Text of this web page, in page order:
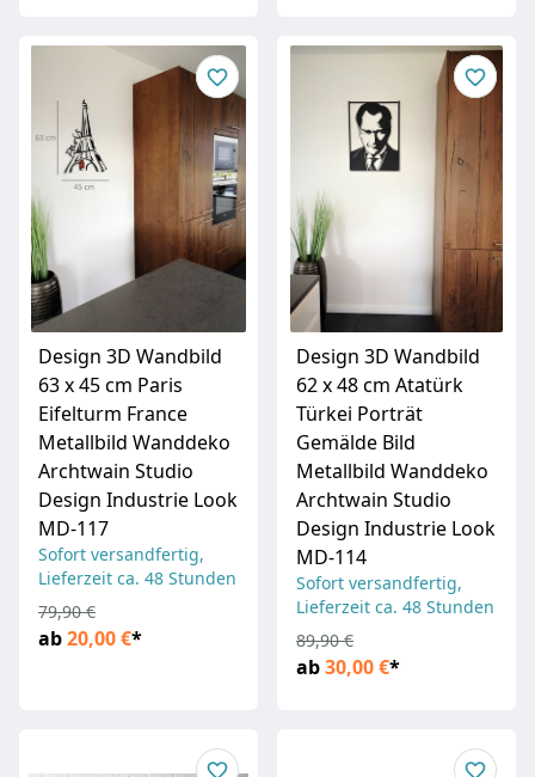
Design 3D Wandbild
63 x 45 cm Paris
Eifelturm France
Metallbild Wanddeko
Archtwain Studio
Design Industrie Look
MD-117
Sofort versandfertig,
Lieferzeit ca. 48 Stunden
ab20,00 €*
79,90 €
Design 3D Wandbild
62 x 48 cm Atatürk
Türkei Porträt
Gemälde Bild
Metallbild Wanddeko
Archtwain Studio
Design Industrie Look
MD-114
Sofort versandfertig,
Lieferzeit ca. 48 Stunden
ab30,00 €*
89,90 €